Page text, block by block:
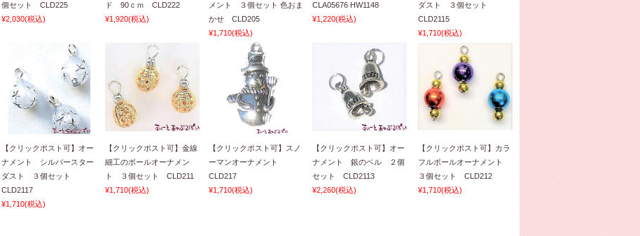
個セット CLD225
¥2,030(税込)
ド 90ｃｍ CLD222
¥1,920(税込)
メント ３個セット 色おま
かせ CLD205
¥1,710(税込)
CLA05676 HW1148
¥1,220(税込)
ダスト ３個セット
CLD2115
¥1,710(税込)
【クリックポスト可】オー
ナメント シルバースター
ダスト ３個セット
CLD2117
¥1,710(税込)
【クリックポスト可】金線
細工のボールオーナメン
ト ３個セット CLD211
¥1,710(税込)
【クリックポスト可】スノ
ーマンオーナメント
CLD217
¥1,710(税込)
【クリックポスト可】オー
ナメント 銀のベル ２個
セット CLD2113
¥2,260(税込)
【クリックポスト可】カラ
フルボールオーナメント
３個セット CLD212
¥1,710(税込)